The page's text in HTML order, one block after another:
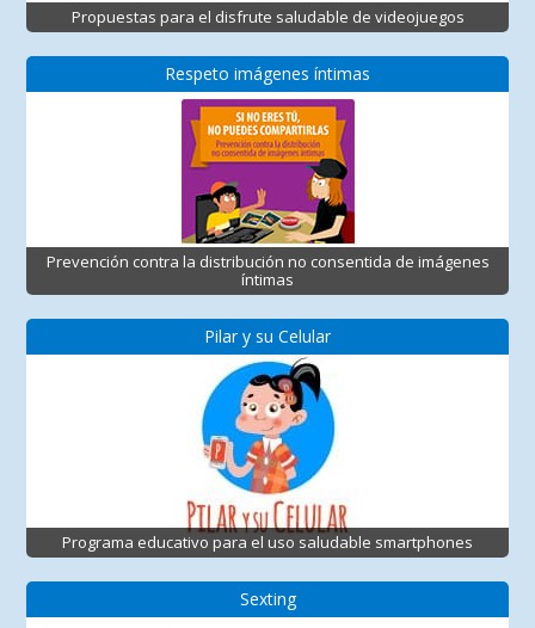
Propuestas para el disfrute saludable de videojuegos
Respeto imágenes íntimas
Prevención contra la distribución no consentida de imágenes
íntimas
Pilar y su Celular
Programa educativo para el uso saludable smartphones
Sexting